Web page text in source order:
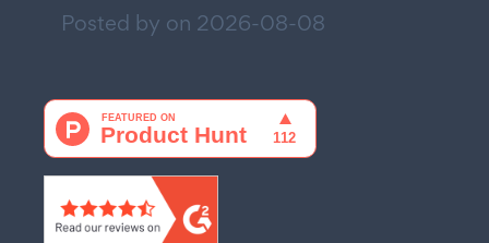
Posted by on 2026-08-08